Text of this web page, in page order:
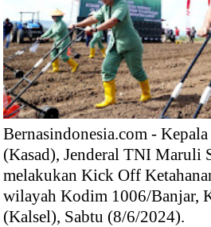
Bernasindonesia.com -
(Kasad), Jenderal TNI Maruli
melakukan Kick Off
wilayah Kodim 1006/Banjar,
(Kalsel), Sabtu (8/6/2024).